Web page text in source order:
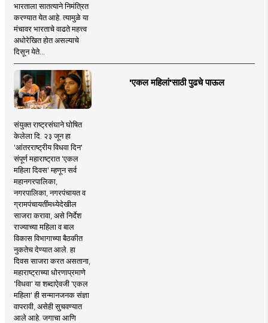
भारताला सातत्याने निमंत्रित
करण्यात येत आहे. त्यामुळे या
मंचावर भारताचे वाढते महत्त्व
अधोरेखित होत असल्याचे
दिसून येते...
'एकल महिलां'साठी पुढचे पाऊल
संयुक्त राष्ट्रसंघाने घोषित
केलेला दि. २३ जून हा
'आंतरराष्ट्रीय विधवा दिन'
संपूर्ण महाराष्ट्रात 'एकल
महिला दिवस' म्हणून सर्व
महानगरपालिका,
नगरपालिका, नगरपंचायत व
ग्रामपंचायतींमध्येदेखील
साजरा करावा, असे निर्देश
राज्याच्या महिला व बाल
विकास विभागाच्या बैठकीत
नुकतेच देण्यात आले. हा
दिवस साजरा करत असताना,
महाराष्ट्राच्या धोरणाप्रमाणे
'विधवा' या शब्दाऐवजी 'एकल
महिला' ही सन्मानजनक संज्ञा
वापरावी, असेही सुचवण्यात
आले आहे. जगाचा आणि